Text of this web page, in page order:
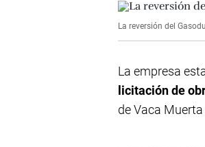
La reversión del
La empresa
licitación de
de Vaca